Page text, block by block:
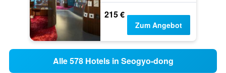
215 €
Zum Angebot
Alle 578 Hotels in Seogyo-dong